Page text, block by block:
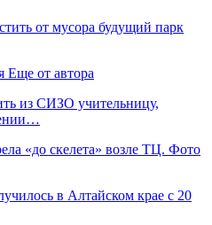
от мусора будущий парк
Еще от автора
из СИЗО учительницу,
«до скелета» возле ТЦ. Фото
в Алтайском крае с 20